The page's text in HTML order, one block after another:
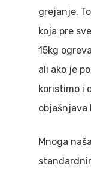
grejanje.
koja pre
15kg
ali ako je
koristimo i
objašnjava
Mnoga